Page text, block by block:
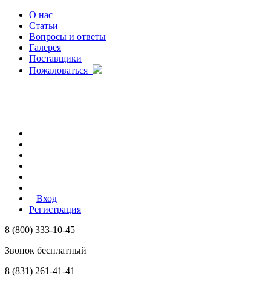
О нас
Статьи
Вопросы и ответы
Галерея
Поставщики
Пожаловаться
Вход
Регистрация
8 (800) 333-10-45
Звонок бесплатный
8 (831) 261-41-41